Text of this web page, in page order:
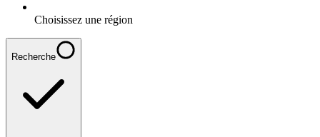
Choisissez une région
Recherche